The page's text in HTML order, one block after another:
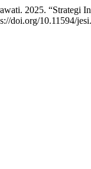
2025. “Strategi
doi.org/10.11594/